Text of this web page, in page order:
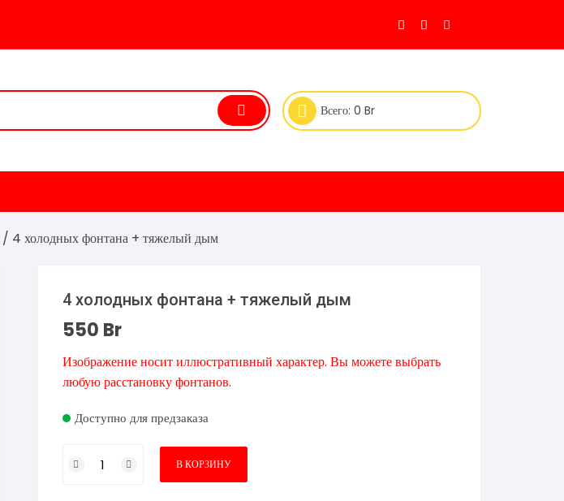
Всего: 0 Br
/ 4 холодных фонтана + тяжелый дым
4 холодных фонтана + тяжелый дым
550 Br
Изображение носит иллюстративный характер. Вы можете выбрать
любую расстановку фонтанов.
Доступно для предзаказа
товара
В КОРЗИНУ